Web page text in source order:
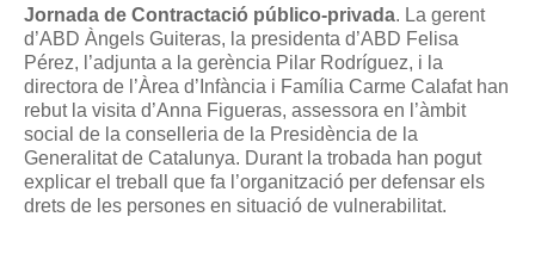
Jornada de Contractació público-privada. La gerent
d’ABD Àngels Guiteras, la presidenta d’ABD Felisa
Pérez, l’adjunta a la gerència Pilar Rodríguez, i la
directora de l’Àrea d’Infància i Família Carme Calafat han
rebut la visita d’Anna Figueras, assessora en l’àmbit
social de la conselleria de la Presidència de la
Generalitat de Catalunya. Durant la trobada han pogut
explicar el treball que fa l’organització per defensar els
drets de les persones en situació de vulnerabilitat.